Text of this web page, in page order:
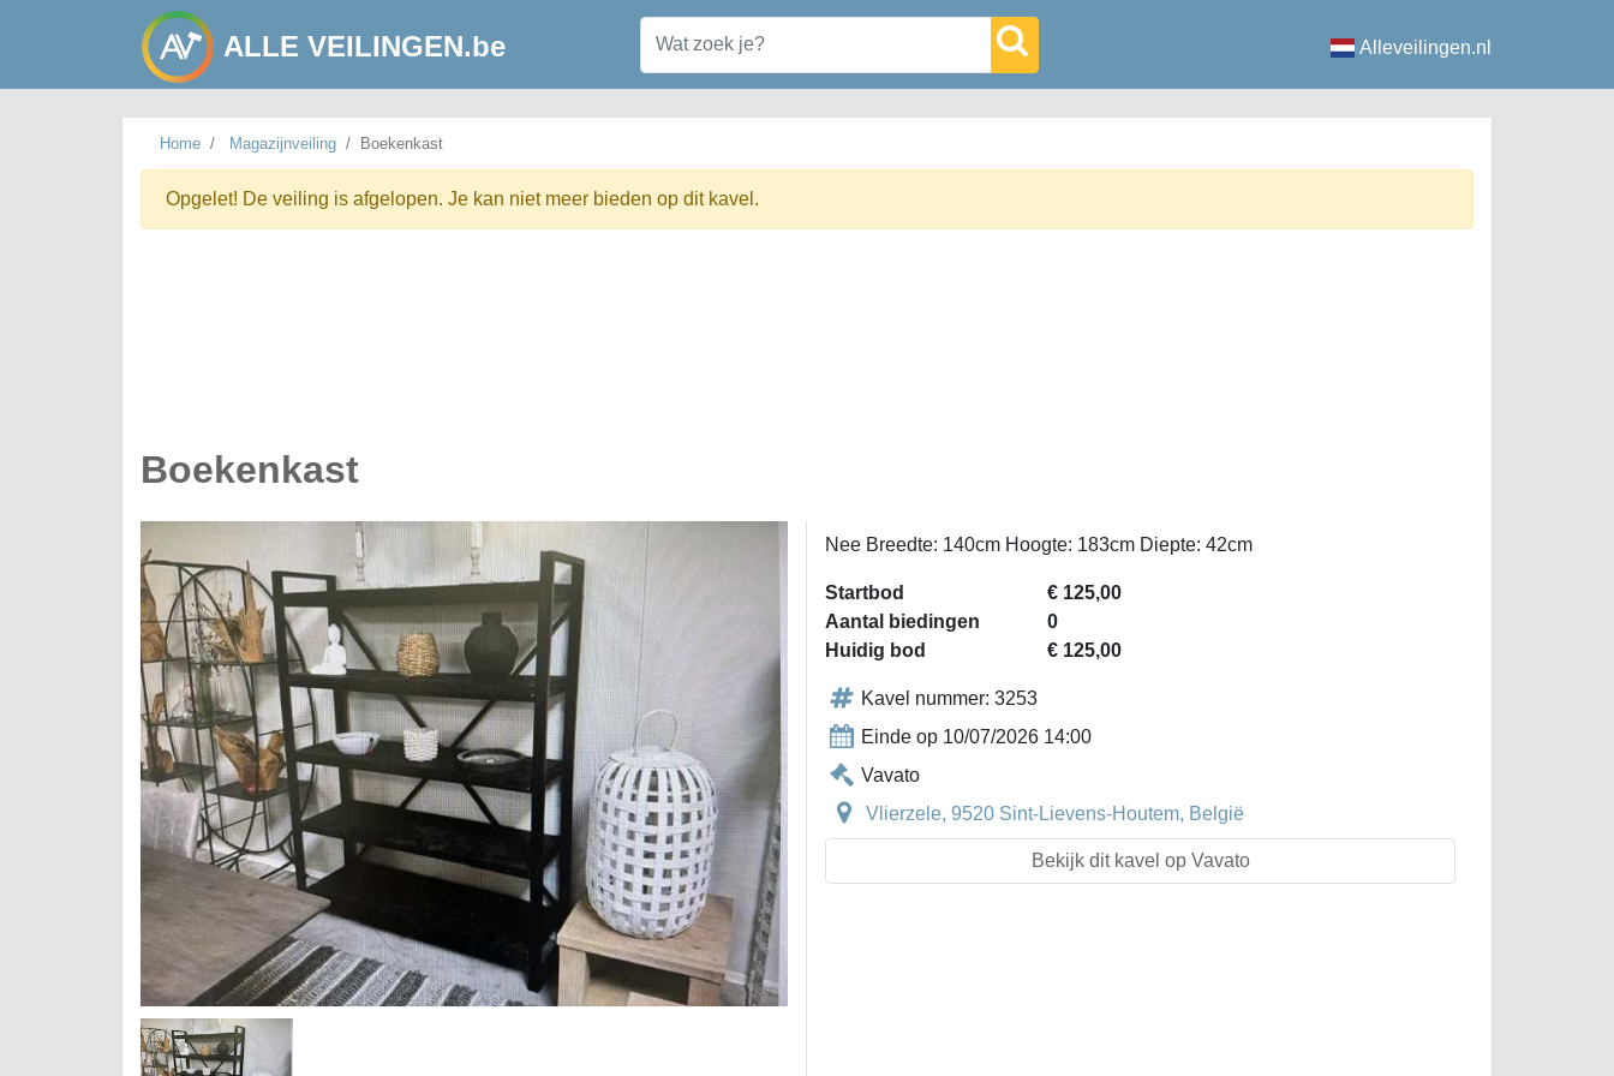
ALLE VEILINGEN.be Alleveilingen.nl
Home Magazijnveiling Boekenkast
Opgelet! De veiling is afgelopen. Je kan niet meer bieden op dit kavel.
Boekenkast
Nee Breedte: 140cm Hoogte: 183cm Diepte: 42cm
Startbod
€ 125,00
Aantal biedingen
0
Huidig bod
€ 125,00
Kavel nummer: 3253
Einde op 10/07/2026 14:00
Vavato
Vlierzele, 9520 Sint-Lievens-Houtem, België
Bekijk dit kavel op Vavato